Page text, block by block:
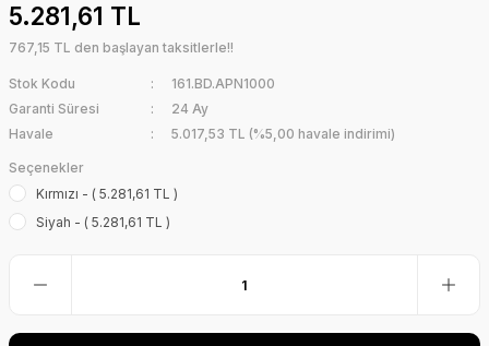
5.281,61 TL
767,15 TL den başlayan taksitlerle!!
Stok Kodu
161.BD.APN1000
Garanti Süresi
24 Ay
Havale
5.017,53 TL (%5,00 havale indirimi)
Seçenekler
Kırmızı - ( 5.281,61 TL )
Siyah - ( 5.281,61 TL )